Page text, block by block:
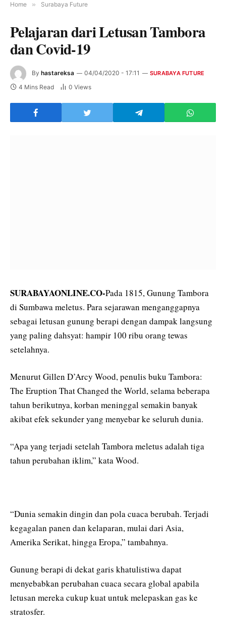
Home » Surabaya Future
Pelajaran dari Letusan Tambora
dan Covid-19
By hastareksa 04/04/2020 - 17:11 SURABAYA FUTURE
4 Mins Read 0 Views
SURABAYAONLINE.CO-Pada 1815, Gunung Tambora
di Sumbawa meletus. Para sejarawan menganggapnya
sebagai letusan gunung berapi dengan dampak langsung
yang paling dahsyat: hampir 100 ribu orang tewas
setelahnya.
Menurut Gillen D’Arcy Wood, penulis buku Tambora:
The Eruption That Changed the World, selama beberapa
tahun berikutnya, korban meninggal semakin banyak
akibat efek sekunder yang menyebar ke seluruh dunia.
“Apa yang terjadi setelah Tambora meletus adalah tiga
tahun perubahan iklim,” kata Wood.
“Dunia semakin dingin dan pola cuaca berubah. Terjadi
kegagalan panen dan kelaparan, mulai dari Asia,
Amerika Serikat, hingga Eropa,” tambahnya.
Gunung berapi di dekat garis khatulistiwa dapat
menyebabkan perubahan cuaca secara global apabila
letusan mereka cukup kuat untuk melepaskan gas ke
stratosfer.